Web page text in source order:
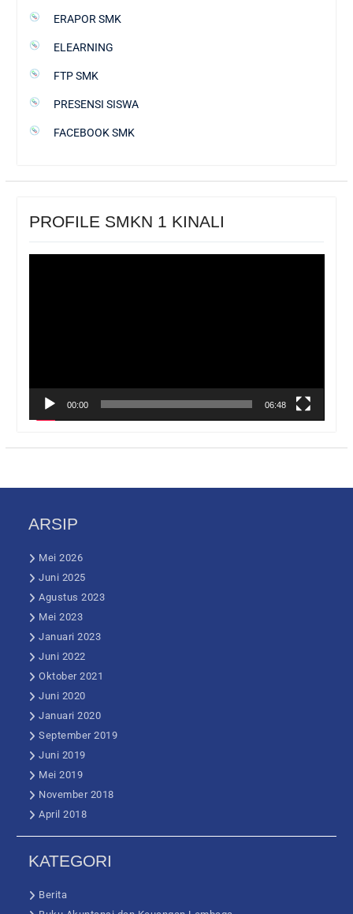
ERAPOR SMK
ELEARNING
FTP SMK
PRESENSI SISWA
FACEBOOK SMK
PROFILE SMKN 1 KINALI
00:00 06:48
ARSIP
Mei 2026
Juni 2025
Agustus 2023
Mei 2023
Januari 2023
Juni 2022
Oktober 2021
Juni 2020
Januari 2020
September 2019
Juni 2019
Mei 2019
November 2018
April 2018
KATEGORI
Berita